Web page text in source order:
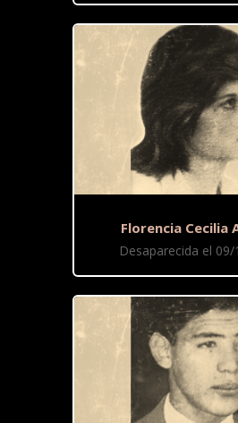
Florencia Cecilia
Desaparecida el